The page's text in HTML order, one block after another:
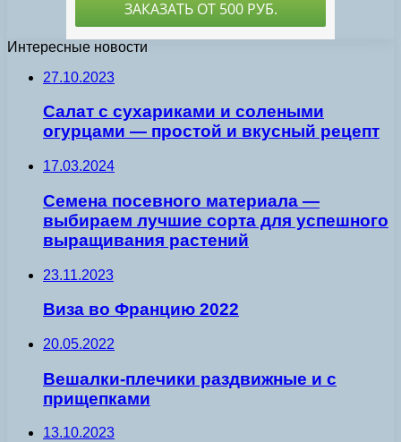
Интересные новости
27.10.2023
Салат с сухариками и солеными
огурцами — простой и вкусный рецепт
17.03.2024
Семена посевного материала —
выбираем лучшие сорта для успешного
выращивания растений
23.11.2023
Виза во Францию 2022
20.05.2022
Вешалки-плечики раздвижные и с
прищепками
13.10.2023